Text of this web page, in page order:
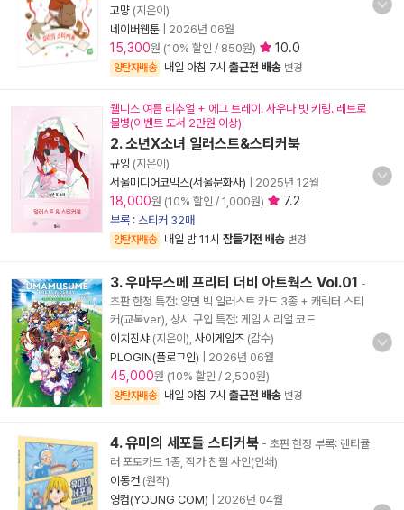
고먕 (지은이)
네이버웹툰
2026년 06월
15,300원 (10% 할인 / 850원) 10.0
양탄자배송 내일 아침 7시 출근전 배송 변경
웰니스 여름 리추얼 + 에그 트레이. 사우나 빗 키링. 레트로
물병(이벤트 도서 2만원 이상)
2. 소년X소녀 일러스트&스티커북
규잉 (지은이)
서울미디어코믹스(서울문화사)
2025년 12월
18,000원 (10% 할인 / 1,000원) 7.2
부록 : 스티커 32매
양탄자배송 내일 밤 11시 잠들기전 배송 변경
3. 우마무스메 프리티 더비 아트웍스 Vol.01 -
초판 한정 특전: 양면 빅 일러스트 카드 3종 + 캐릭터 스티
커(교복ver), 상시 구입 특전: 게임 시리얼 코드
이치진샤 (지은이), 사이게임즈 (감수)
PLOGIN(플로그인)
2026년 06월
45,000원 (10% 할인 / 2,500원)
양탄자배송 내일 아침 7시 출근전 배송 변경
4. 유미의 세포들 스티커북 - 초판 한정 부록: 렌티큘
러 포토카드 1종, 작가 친필 사인(인쇄)
이동건 (원작)
영컴(YOUNG COM)
2026년 04월